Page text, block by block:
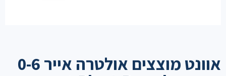
אוונט מוצצים אולטרה אייר 0-6